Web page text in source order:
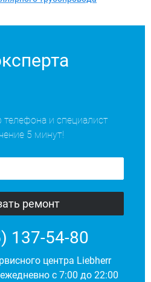
телефона и специалист
5 минут!
137-54-80
центра Liebherr
с 7:00 до 22:00